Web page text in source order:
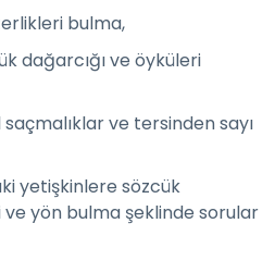
bulma,
dağarcığı ve öyküleri
ve tersinden sayı
yetişkinlere sözcük
ve yön bulma şeklinde sorular